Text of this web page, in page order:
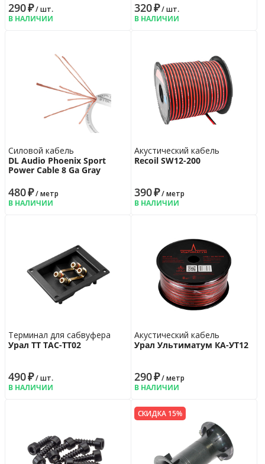
290₽/ шт.
В НАЛИЧИИ
320₽/ шт.
В НАЛИЧИИ
Силовой кабель
DL Audio Phoenix Sport
Power Cable 8 Ga Gray
480₽/ метр
В НАЛИЧИИ
Акустический кабель
Recoil SW12-200
390₽/ метр
В НАЛИЧИИ
Терминал для сабвуфера
Урал ТТ ТАС-ТТ02
490₽/ шт.
В НАЛИЧИИ
Акустический кабель
Урал Ультиматум КА-УT12
290₽/ метр
В НАЛИЧИИ
СКИДКА 15%